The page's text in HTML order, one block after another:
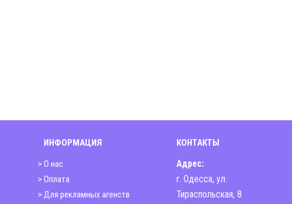
ИНФОРМАЦИЯ
> О нас
> Оплата
> Для рекламных агенств
КОНТАКТЫ
Адрес:
г. Одесса, ул.
Тираспольская, 8